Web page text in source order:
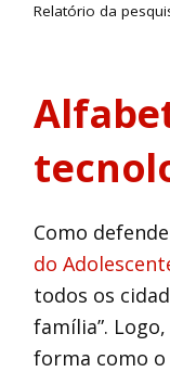
Relatório da
Como
do
todos os
família”.
forma como